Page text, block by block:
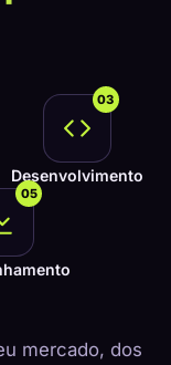
03
Desenvolvimento
05
mercado, dos